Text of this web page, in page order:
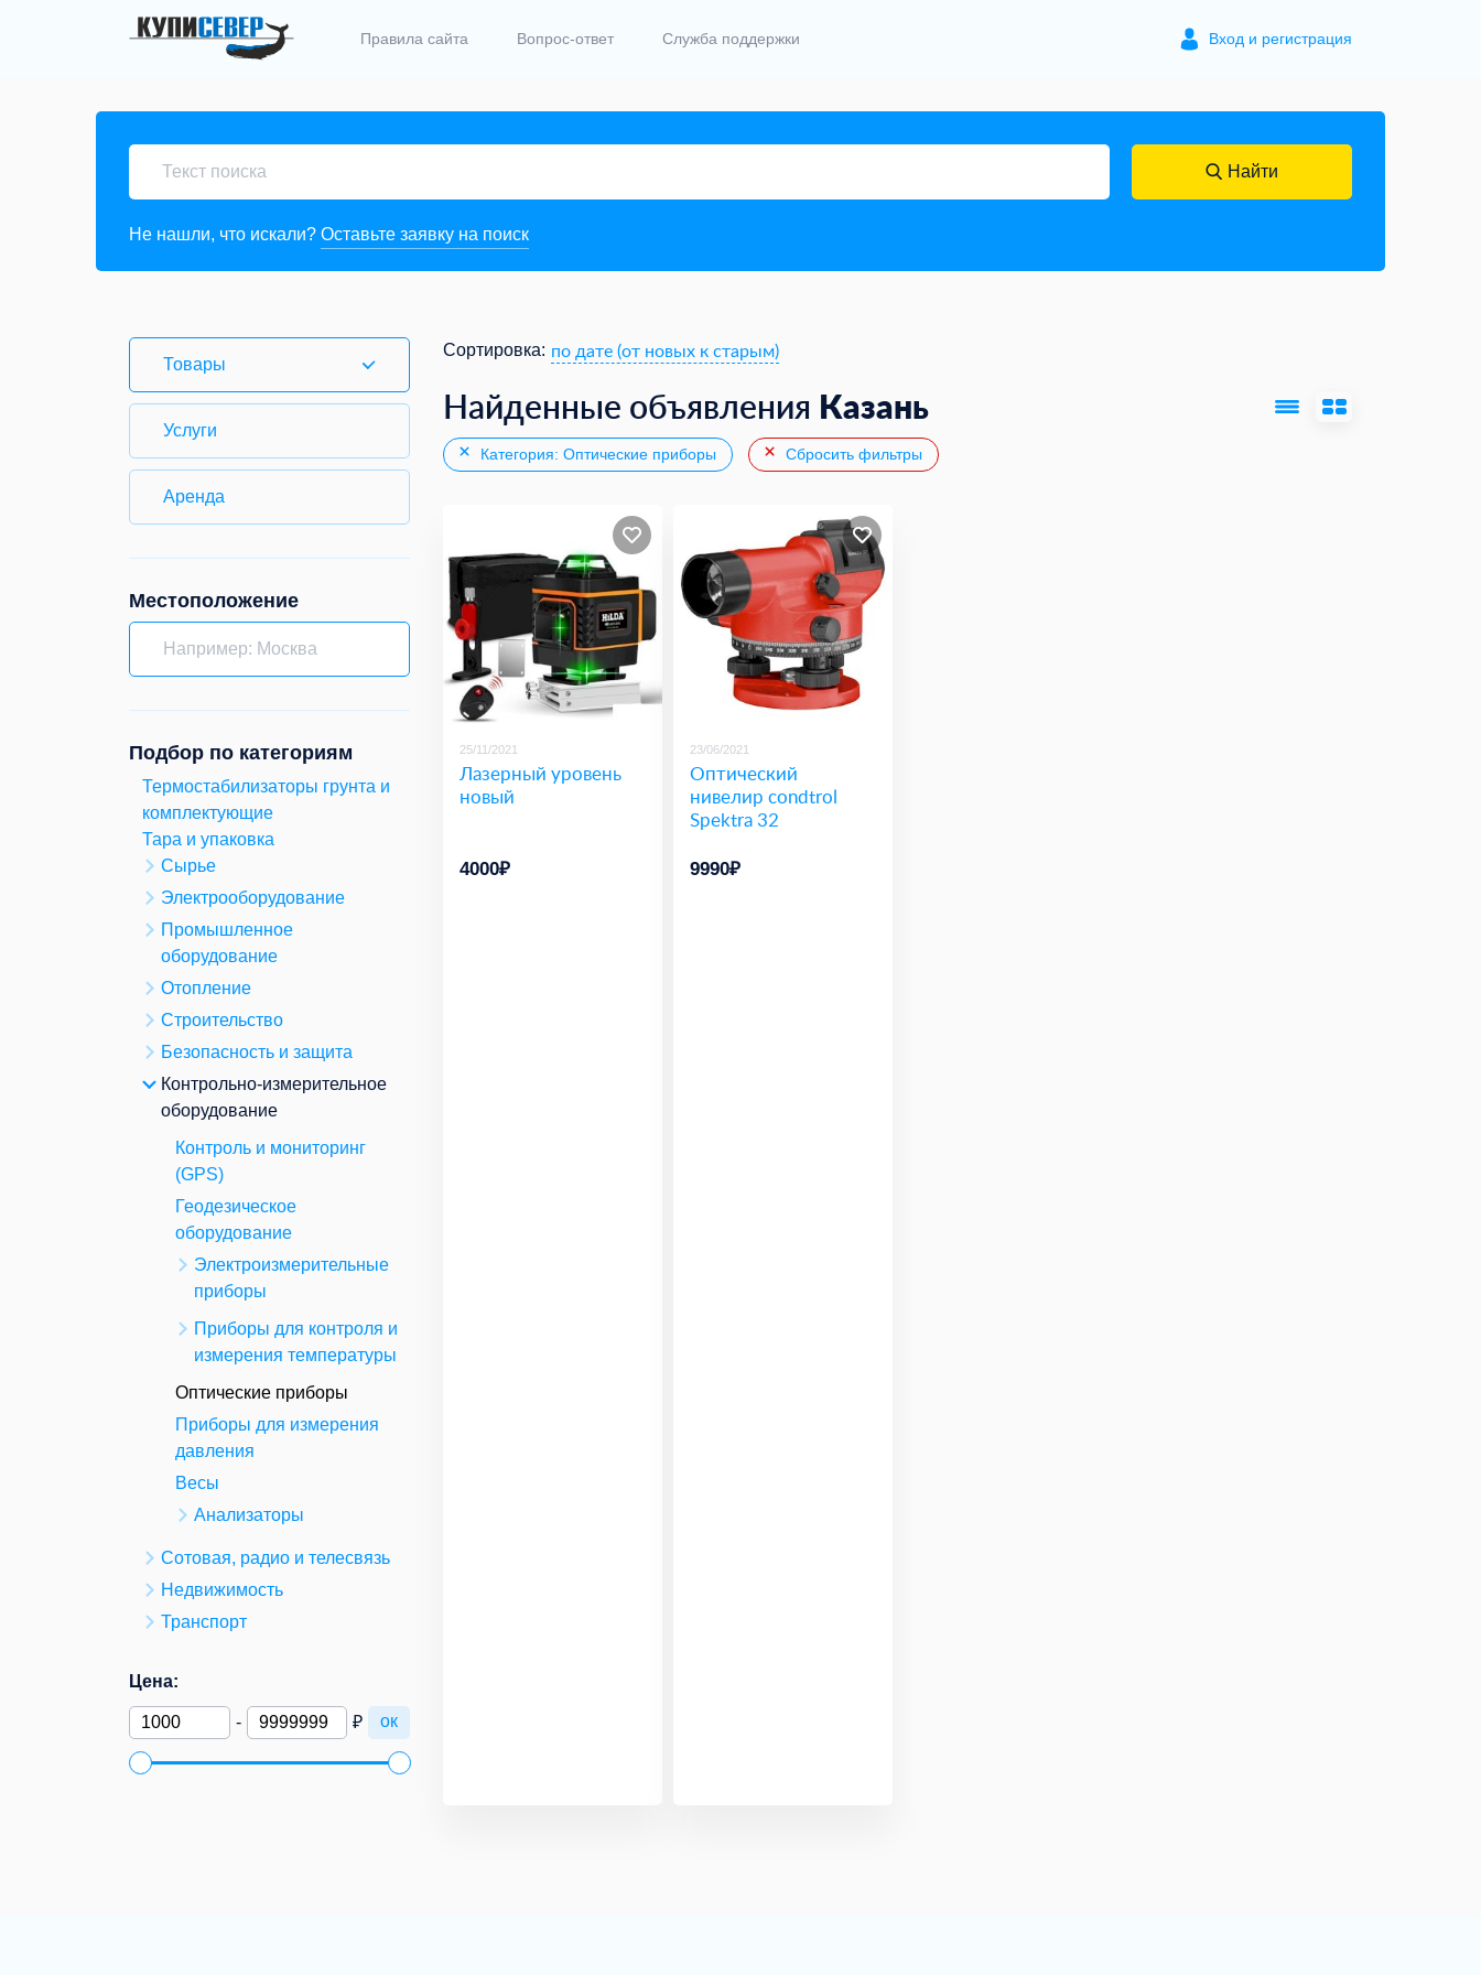
Правила сайта Вопрос-ответ Служба поддержки Вход и регистрация
Найти
Не нашли, что искали? Оставьте заявку на поиск
Товары
Услуги
Аренда
Местоположение
Подбор по категориям
Термостабилизаторы грунта и
комплектующие
Тара и упаковка
Сырье
Электрооборудование
Промышленное
оборудование
Отопление
Строительство
Безопасность и защита
Контрольно-измерительное
оборудование
Контроль и мониторинг
(GPS)
Геодезическое
оборудование
Электроизмерительные
приборы
Приборы для контроля и
измерения температуры
Оптические приборы
Приборы для измерения
давления
Весы
Анализаторы
Сотовая, радио и телесвязь
Недвижимость
Транспорт
Цена:
- ₽ ок
Сортировка: по дате (от новых к старым)
Найденные объявления Казань
Категория: Оптические приборы Сбросить фильтры
25/11/2021
Лазерный уровень
новый
4000₽
23/06/2021
Оптический
нивелир condtrol
Spektra 32
9990₽